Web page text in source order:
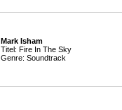
Mark Isham
Titel: Fire In The Sky
Genre: Soundtrack